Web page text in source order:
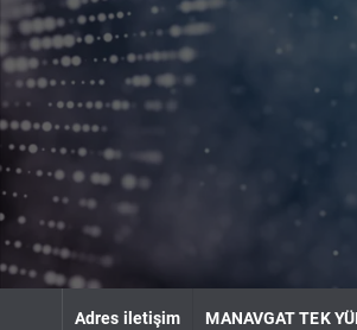
k
t
c
o
n
e
Adres iletişim MANAVGAT TEK